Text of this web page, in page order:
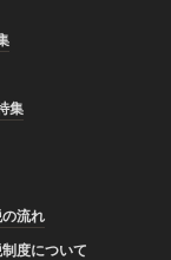
集
流れ
度について